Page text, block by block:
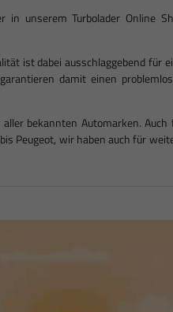
in unserem Turbolader Online
ist dabei ausschlaggebend für
damit einen
bekannten Automarken. Auch
Peugeot, wir haben auch für